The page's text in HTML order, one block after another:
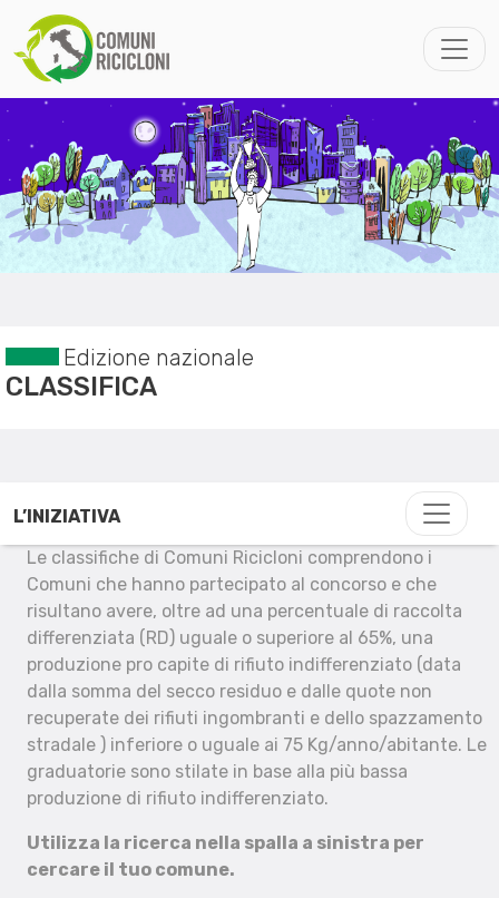
Edizione nazionale
CLASSIFICA
L’INIZIATIVA
Le classifiche di Comuni Ricicloni comprendono i
Comuni che hanno partecipato al concorso e che
risultano avere, oltre ad una percentuale di raccolta
differenziata (RD) uguale o superiore al 65%, una
produzione pro capite di rifiuto indifferenziato (data
dalla somma del secco residuo e dalle quote non
recuperate dei rifiuti ingombranti e dello spazzamento
stradale ) inferiore o uguale ai 75 Kg/anno/abitante. Le
graduatorie sono stilate in base alla più bassa
produzione di rifiuto indifferenziato.
Utilizza la ricerca nella spalla a sinistra per
cercare il tuo comune.